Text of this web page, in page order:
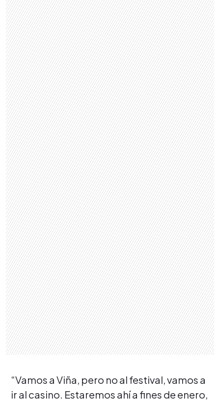
“Vamos a Viña, pero no al festival, vamos a
ir al casino. Estaremos ahí a fines de enero,